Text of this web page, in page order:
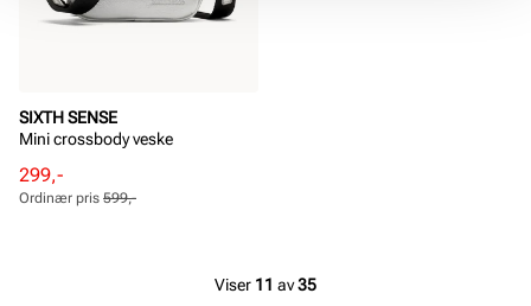
SIXTH SENSE
Mini crossbody veske
Rabattert
pris
299,-
Ordinær
pris
Ordinær pris 599,-
Viser 11 av35